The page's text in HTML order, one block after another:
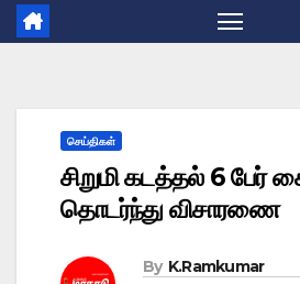
செய்திகள்
சிறுமி கடத்தல் 6 பேர்
தொடர்ந்து விசாரணை
By K.Ramkumar